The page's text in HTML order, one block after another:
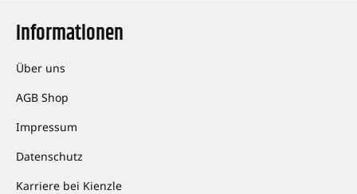
Informationen
Über uns
AGB Shop
Impressum
Datenschutz
Karriere bei Kienzle